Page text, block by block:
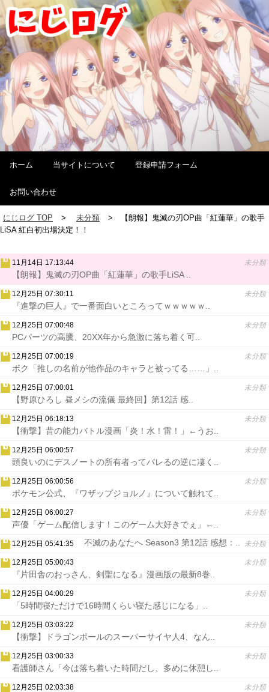
ホーム 当サイトについて 登録申請フォーム
お問い合わせ
にじログ TOP 未分類
【朗報】鬼滅の刃OP曲「紅蓮華」の歌手
LiSA 紅白初出場決定！！
11月14日 17:13:44 未分類
【朗報】鬼滅の刃OP曲「紅蓮華」の歌手LiSA ..
12月25日 07:30:11 未分類
『進撃の巨人』で一番面白いところってｗｗｗｗｗ..
12月25日 07:00:48 未分類
PCパーツの高騰、20XX年から急激に落ち着く可..
12月25日 07:00:19 未分類
ボク「推しの名前が他作品のキャラと被ってる……」..
12月25日 07:00:01 未分類
【野原ひろし 昼メシの流儀 最終回】第12話 感..
12月25日 06:18:13 未分類
【衝撃】昔の能力バトル漫画「炎！水！雷！」←うお..
12月25日 06:00:57 未分類
頭良いのにデスノートの所有者ってバレるの逆に凄く..
12月25日 06:00:56 未分類
ポケモン公式、『ワザップジョルノ』について触れて..
12月25日 06:00:27 未分類
声優「ゲーム配信します！このゲーム大好きでぇ」←..
12月25日 05:41:35 未分類
不滅のあなたへ Season3 第12話 感想：..
12月25日 05:00:43 未分類
『片田舎のおっさん、剣聖になる』漫画版の最新8巻..
12月25日 04:00:29 未分類
「5時間寝ただけで16時間くらい寝た感じになる」..
12月25日 03:03:22 未分類
【衝撃】ドラゴンボールのスーパーサイヤ人4、なん..
12月25日 03:00:33 未分類
看護師さん「今は落ち着いた時間だし、多めに休憩し..
12月25日 02:03:38 未分類